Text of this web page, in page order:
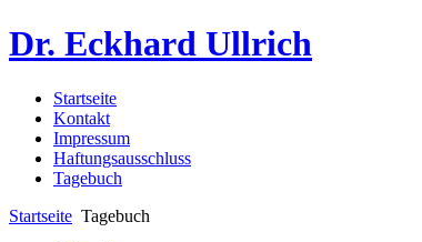
Dr. Eckhard Ullrich
Startseite
Kontakt
Impressum
Haftungsausschluss
Tagebuch
Startseite Tagebuch